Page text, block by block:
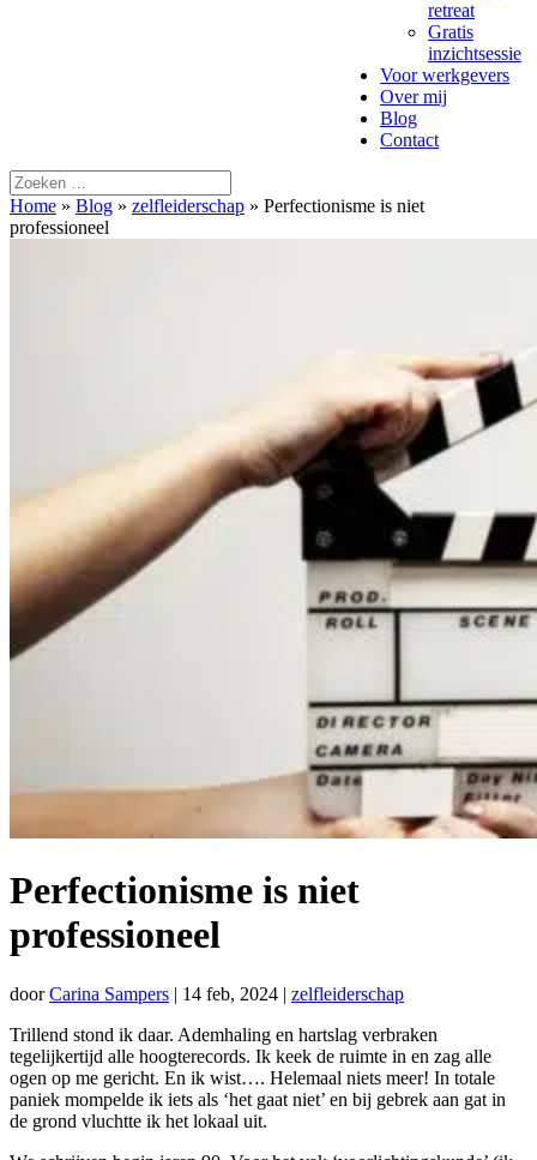
retreat
Gratis
inzichtsessie
Voor werkgevers
Over mij
Blog
Contact
Home » Blog » zelfleiderschap » Perfectionisme is niet
professioneel
Perfectionisme is niet
professioneel
doorCarina Sampers | 14 feb, 2024 | zelfleiderschap
Trillend stond ik daar. Ademhaling en hartslag verbraken
tegelijkertijd alle hoogterecords. Ik keek de ruimte in en zag alle
ogen op me gericht. En ik wist…. Helemaal niets meer! In totale
paniek mompelde ik iets als ‘het gaat niet’ en bij gebrek aan gat in
de grond vluchtte ik het lokaal uit.